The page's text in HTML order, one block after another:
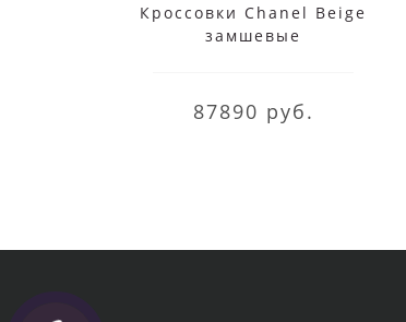
Кроссовки Chanel Beige
замшевые
87890 руб.